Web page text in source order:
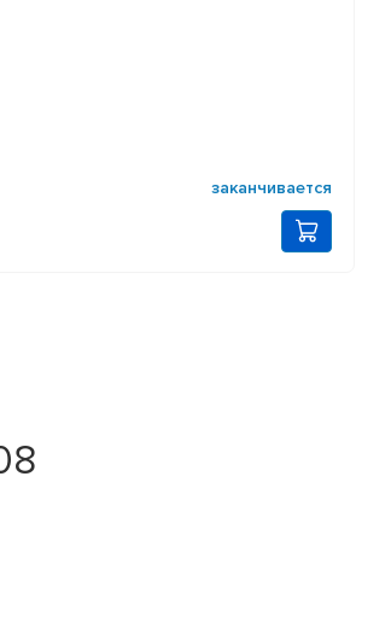
заканчивается